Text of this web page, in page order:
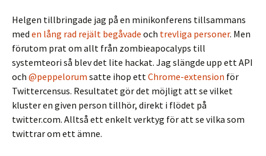
Helgen tillbringade jag på en minikonferens tillsammans
med en lång rad rejält begåvade och trevliga personer. Men
förutom prat om allt från zombieapocalyps till
systemteori så blev det lite hackat. Jag slängde upp ett API
och @peppelorum satte ihop ettChrome-extension för
Twittercensus. Resultatet gör det möjligt att se vilket
kluster en given person tillhör, direkt i flödet på
twitter.com. Alltså ett enkelt verktyg för att se vilka som
twittrar om ett ämne.